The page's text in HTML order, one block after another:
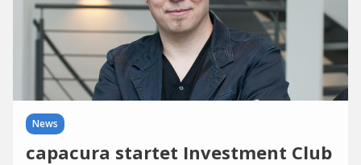
News
capacura startet Investment Club